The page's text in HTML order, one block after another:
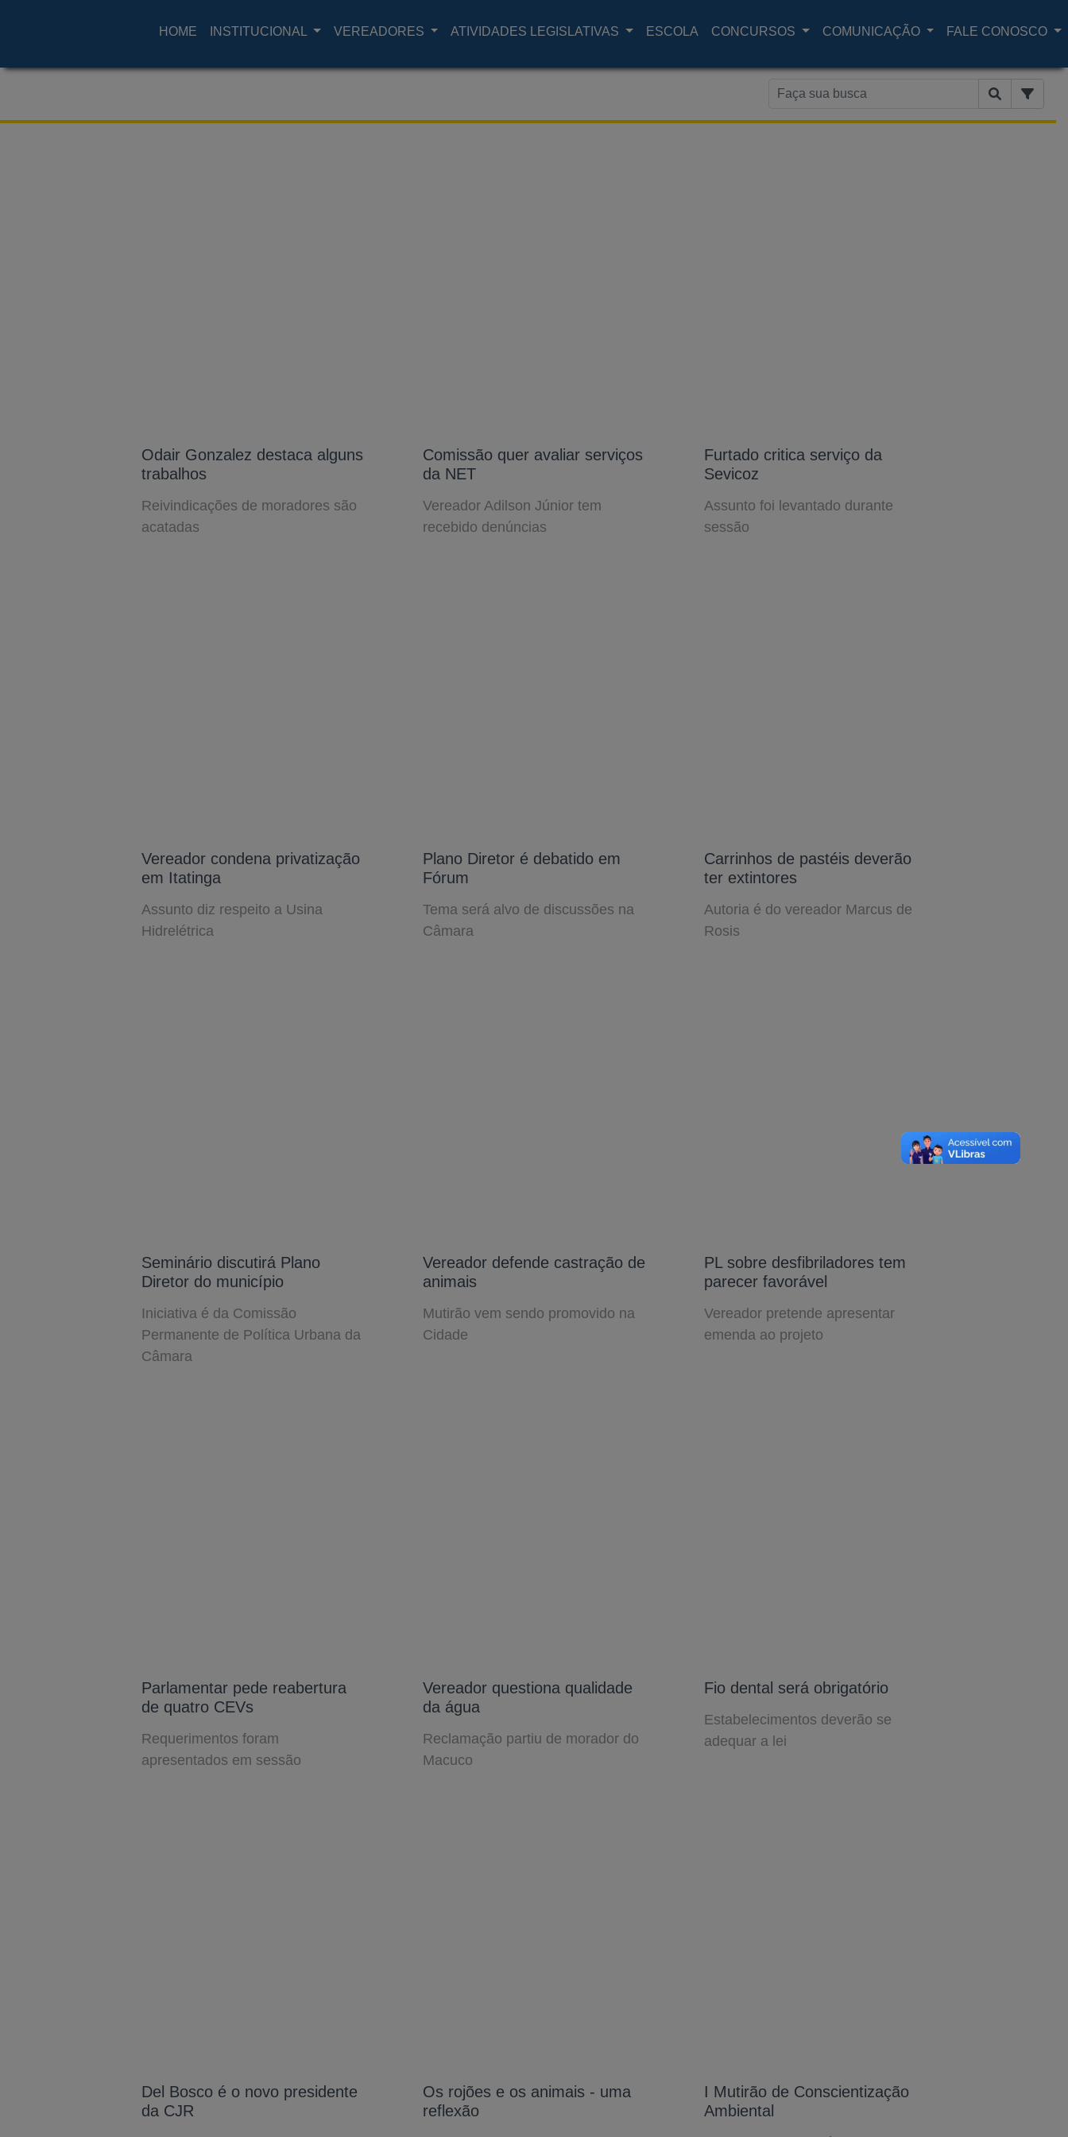
HOME INSTITUCIONAL VEREADORES ATIVIDADES LEGISLATIVAS ESCOLA CONCURSOS COMUNICAÇÃO FALE CONOSCO
Odair Gonzalez destaca alguns
trabalhos
Reivindicações de moradores são
acatadas
Comissão quer avaliar serviços
da NET
Vereador Adilson Júnior tem
recebido denúncias
Furtado critica serviço da
Sevicoz
Assunto foi levantado durante
sessão
Vereador condena privatização
em Itatinga
Assunto diz respeito a Usina
Hidrelétrica
Plano Diretor é debatido em
Fórum
Tema será alvo de discussões na
Câmara
Carrinhos de pastéis deverão
ter extintores
Autoria é do vereador Marcus de
Rosis
Seminário discutirá Plano
Diretor do município
Iniciativa é da Comissão
Permanente de Política Urbana da
Câmara
Vereador defende castração de
animais
Mutirão vem sendo promovido na
Cidade
PL sobre desfibriladores tem
parecer favorável
Vereador pretende apresentar
emenda ao projeto
Parlamentar pede reabertura
de quatro CEVs
Requerimentos foram
apresentados em sessão
Vereador questiona qualidade
da água
Reclamação partiu de morador do
Macuco
Fio dental será obrigatório
Estabelecimentos deverão se
adequar a lei
Del Bosco é o novo presidente
da CJR
Os rojões e os animais - uma
reflexão
I Mutirão de Conscientização
Ambiental